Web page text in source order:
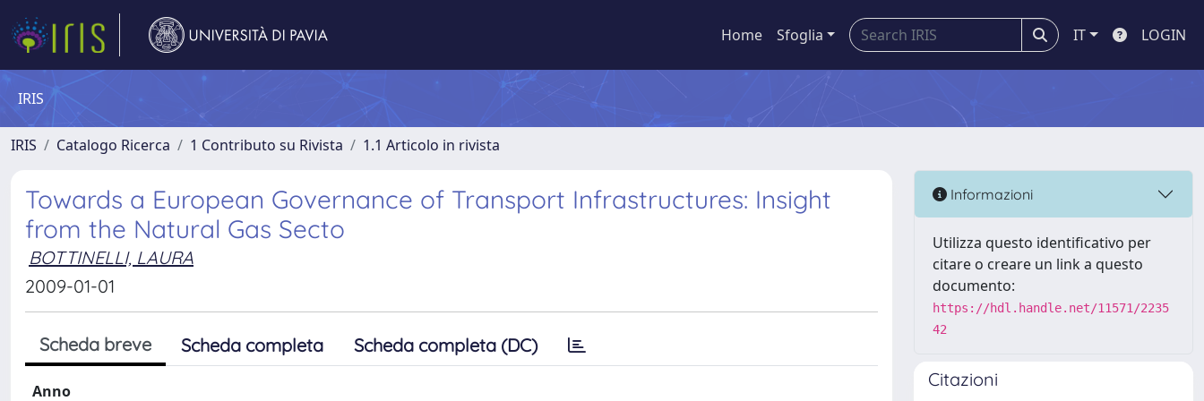
Home Sfoglia IT LOGIN
IRIS
IRIS Catalogo Ricerca 1 Contributo su Rivista 1.1 Articolo in rivista
Towards a European Governance of Transport Infrastructures: Insight
from the Natural Gas Secto
BOTTINELLI, LAURA
2009-01-01
Scheda breve Scheda completa Scheda completa (DC)
Anno
Informazioni
Utilizza questo identificativo per
citare o creare un link a questo
documento:
https://hdl.handle.net/11571/2235
42
Citazioni